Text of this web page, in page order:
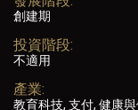
創建期
投資階段:
不適用
產業:
教育科技, 支付, 健康